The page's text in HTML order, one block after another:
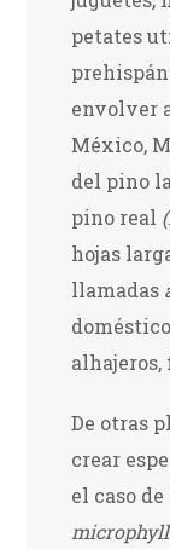
petates
envolver
México,
del pino
pino real
hojas
llamadas
alhajeros,
De otras
crear
el caso